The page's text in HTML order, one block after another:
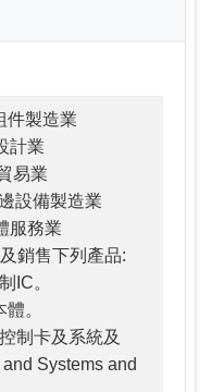
件製造業
計業
易業
設備製造業
服務業
銷售下列產品:
IC。
。
制卡及系統及
Systems and